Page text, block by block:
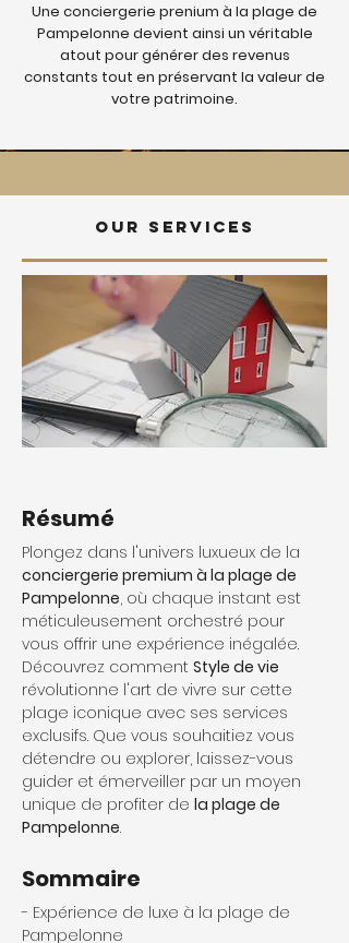
Une conciergerie prenium à la plage de
Pampelonne devient ainsi un véritable
atout pour générer des revenus
constants tout en préservant la valeur de
votre patrimoine.
Our services
Résumé
Plongez dans l'univers luxueux de la
conciergerie premium à la plage de
Pampelonne, où chaque instant est
méticuleusement orchestré pour
vous offrir une expérience inégalée.
Découvrez comment Style de vie
révolutionne l'art de vivre sur cette
plage iconique avec ses services
exclusifs. Que vous souhaitiez vous
détendre ou explorer, laissez-vous
guider et émerveiller par un moyen
unique de profiter de la plage de
Pampelonne.
Sommaire
- Expérience de luxe à la plage de
Pampelonne